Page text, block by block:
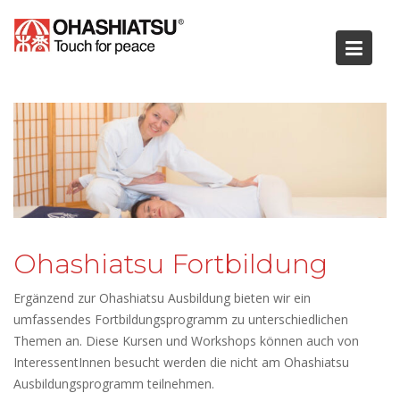
content
Ohashiatsu Fortbildung
Ergänzend zur Ohashiatsu Ausbildung bieten wir ein
umfassendes Fortbildungsprogramm zu unterschiedlichen
Themen an. Diese Kursen und Workshops können auch von
InteressentInnen besucht werden die nicht am Ohashiatsu
Ausbildungsprogramm teilnehmen.